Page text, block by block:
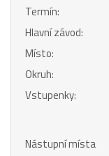
Termín:
Hlavní závod:
Místo:
Okruh:
Vstupenky:
Nástupní místa